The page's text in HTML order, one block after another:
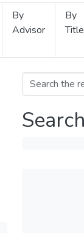
By
Advisor
By
Title